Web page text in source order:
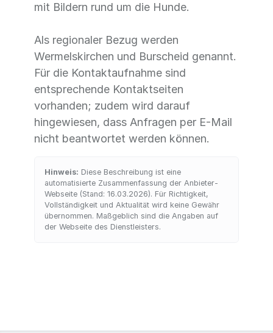
mit Bildern rund um die Hunde.
Als regionaler Bezug werden
Wermelskirchen und Burscheid genannt.
Für die Kontaktaufnahme sind
entsprechende Kontaktseiten
vorhanden; zudem wird darauf
hingewiesen, dass Anfragen per E-Mail
nicht beantwortet werden können.
Hinweis: Diese Beschreibung ist eine
automatisierte Zusammenfassung der Anbieter-
Webseite (Stand: 16.03.2026). Für Richtigkeit,
Vollständigkeit und Aktualität wird keine Gewähr
übernommen. Maßgeblich sind die Angaben auf
der Webseite des Dienstleisters.